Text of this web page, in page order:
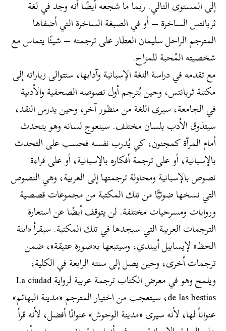
إلى المستوى التالي. ربما ما شجعه أيضًا أنه وجد في لغة
ثربانتس الساخرة – أو في الصبغة الساخرة التي أضفاها
المترجم الراحل سليمان العطار على ترجمته – شيئًا يتماس مع
شخصيته المُحبة للمزاح.
مع تقدمه في دراسة اللغة الإسبانية وآدابها، ستتوالى زياراته إلى
مكتبة ثربانتس، وحين يُترجم أول نصوصه الصحفية والأدبية
في الجامعة، سيرى اللغة من منظور آخر، وحين يدرس النقد،
سيتذوق الأدب بلسان مختلف. سينعوج لسانه وهو يتحدث
أمام المرآة كمجنون، كي يُدرب نفسه فحسب على التحدث
بالإسبانية، أو على ترجمة أفكاره بالإسبانية، أو على قراءة
نصوص بالإسبانية ومحاولة ترجمتها إلى العربية، وهي النصوص
التي نسخها ضوئيًّا من تلك المكتبة من مجموعات قصصية
وروايات ومسرحيات مختلفة. لن يتوقف أيضًا عن استعارة
الترجمات العربية التي سيجدها في تلك المكتبة. سيقرأ «ابنة
الحظ» لإيسابيل أييندي، وسيتبعها بـ«صورة عتيقة»، ضمن
ترجمات أخرى، وحين يصل إلى سنته الرابعة في الكلية،
ويلمح وهو في معرض الكتاب ترجمة عربية لرواية La ciudad
de las bestias، سيتعجب من اختيار المترجم «مدينة البهائم»
عنواناً لها، لأنه سيرى «مدينة الوحوش» عنوانًا أفضل، لأنه قرأ